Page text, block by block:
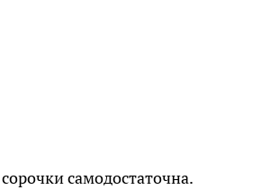
самодостаточна.